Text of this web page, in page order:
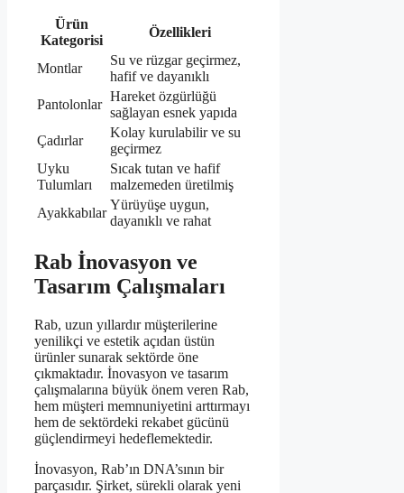
Ürün
Kategorisi
Özellikleri
Montlar
Su ve rüzgar geçirmez,
hafif ve dayanıklı
Pantolonlar
Hareket özgürlüğü
sağlayan esnek yapıda
Çadırlar
Kolay kurulabilir ve su
geçirmez
Uyku
Tulumları
Sıcak tutan ve hafif
malzemeden üretilmiş
Ayakkabılar
Yürüyüşe uygun,
dayanıklı ve rahat
Rab İnovasyon ve
Tasarım Çalışmaları
Rab, uzun yıllardır müşterilerine
yenilikçi ve estetik açıdan üstün
ürünler sunarak sektörde öne
çıkmaktadır. İnovasyon ve tasarım
çalışmalarına büyük önem veren Rab,
hem müşteri memnuniyetini arttırmayı
hem de sektördeki rekabet gücünü
güçlendirmeyi hedeflemektedir.
İnovasyon, Rab’ın DNA’sının bir
parçasıdır. Şirket, sürekli olarak yeni